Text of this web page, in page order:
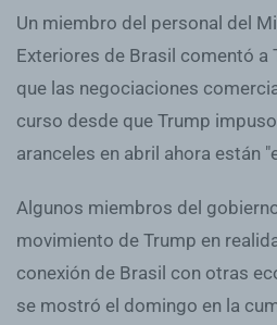
Un miembro del personal del
Exteriores de Brasil comentó a
que las negociaciones
curso desde que Trump
aranceles en abril ahora están
Algunos miembros del
movimiento de Trump en
conexión de Brasil con otras
se mostró el domingo en la